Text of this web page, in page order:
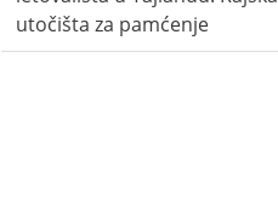
utočišta za pamćenje